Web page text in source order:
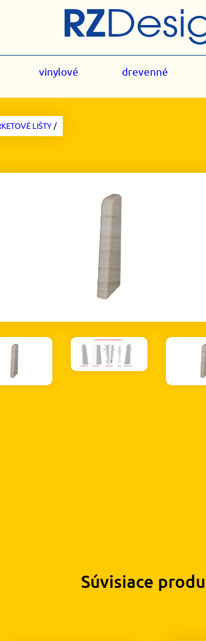
vinylové drevenné
LIŠTY/
Súvisiace